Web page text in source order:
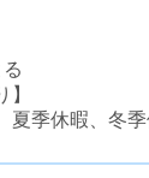
夏季休暇、冬